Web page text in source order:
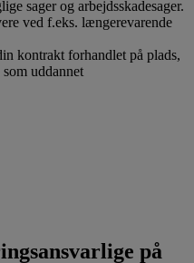
sager og arbejdsskadesager.
ved f.eks. længerevarende
kontrakt forhandlet på plads,
uddannet
på